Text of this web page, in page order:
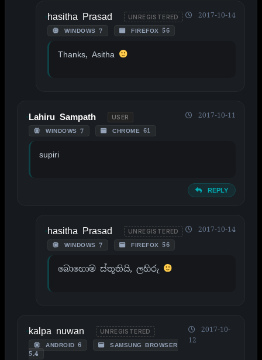
hasitha Prasad UNREGISTERED
WINDOWS 7 FIREFOX 56
2017-10-14
Thanks, Asitha
Lahiru Sampath USER
WINDOWS 7 CHROME 61
2017-10-11
supiri
REPLY
hasitha Prasad UNREGISTERED
WINDOWS 7 FIREFOX 56
2017-10-14
බොහොම ස්තූතියි, ලහිරු
kalpa nuwan UNREGISTERED
ANDROID 6
SAMSUNG BROWSER
5.4
2017-10-
12